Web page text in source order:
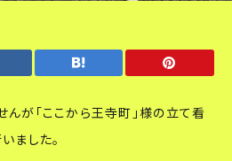
が「ここから王寺町」様の立て看
ました。